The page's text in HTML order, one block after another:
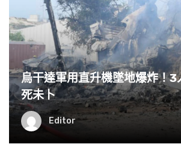
烏干達軍用直升機墜地爆炸！3
死未卜
Editor